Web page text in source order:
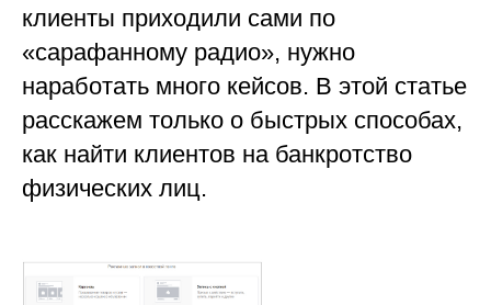
клиенты приходили сами по
«сарафанному радио», нужно
наработать много кейсов. В этой статье
расскажем только о быстрых способах,
как найти клиентов на банкротство
физических лиц.